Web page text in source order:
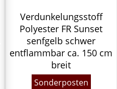
Verdunkelungsstoff
Polyester FR Sunset
senfgelb schwer
entflammbar ca. 150 cm
breit
Sonderposten